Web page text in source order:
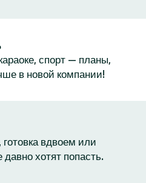
спорт — планы,
в новой компании!
вдвоем или
давно хотят попасть.